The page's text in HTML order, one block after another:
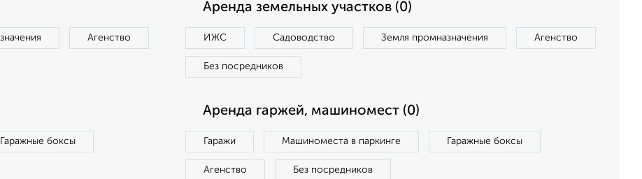
Агенство
Аренда земельных участков (0)
ИЖС Садоводство Земля промназначения Агенство
Без посредников
Гаражные боксы
Аренда гаржей, машиномест (0)
Гаражи Машиноместа в паркинге Гаражные боксы
Агенство Без посредников